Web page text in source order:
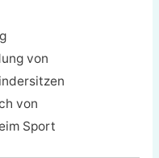
von
von
Sport